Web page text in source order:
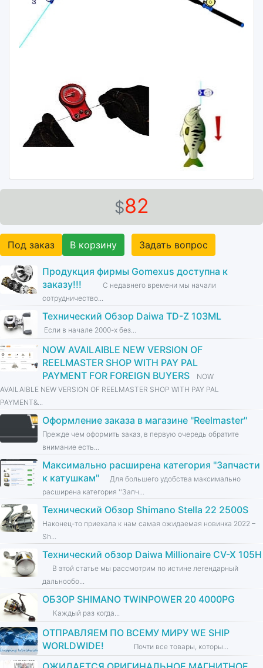
$82
Под заказ В корзину Задать вопрос
Продукция фирмы Gomexus доступна к
заказу!!!
С недавнего времени мы начали
сотрудничество...
Технический Обзор Daiwa TD-Z 103ML
Если в начале 2000-х без...
NOW AVAILAIBLE NEW VERSION OF
REELMASTER SHOP WITH PAY PAL
PAYMENT FOR FOREIGN BUYERS
NOW
AVAILAIBLE NEW VERSION OF REELMASTER SHOP WITH PAY PAL
PAYMENT&...
Оформление заказа в магазине ''Reelmaster''
Прежде чем оформить заказ, в первую очередь обратите
внимание есть...
Максимально расширена категория ''Запчасти
к катушкам''
Для большего удобства максимально
расширена категория ''Запч...
Технический Обзор Shimano Stella 22 2500S
Наконец-то приехала к нам самая ожидаемая новинка 2022 –
Sh...
Технический обзор Daiwa Millionaire CV-X 105H
В этой статье мы рассмотрим по истине легендарный
дальнообо...
ОБЗОР SHIMANO TWINPOWER 20 4000PG
Каждый раз когда...
ОТПРАВЛЯЕМ ПО ВСЕМУ МИРУ WE SHIP
WORLDWIDE!
Почти все товары, которы...